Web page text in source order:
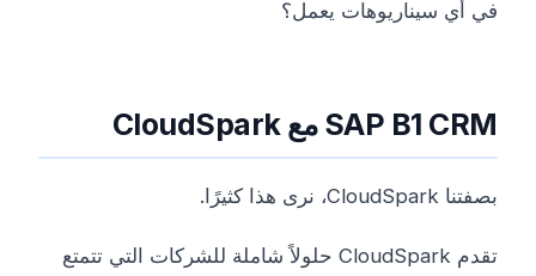
في أي سيناريوهات يعمل؟
SAP B1 CRM مع CloudSpark
بصفتنا CloudSpark، نرى هذا كثيرًا.
تقدم CloudSpark حلولاً شاملة للشركات التي تتمتع